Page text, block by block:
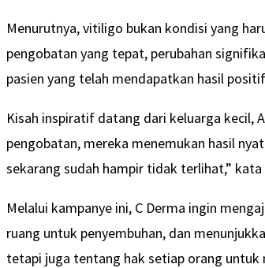
Menurutnya, vitiligo bukan kondisi yang
pengobatan yang tepat, perubahan
pasien yang telah mendapatkan hasil
Kisah inspiratif datang dari keluarga kecil,
pengobatan, mereka menemukan hasil
sekarang sudah hampir tidak terlihat,” kata
Melalui kampanye ini, C Derma ingin
ruang untuk penyembuhan, dan
tetapi juga tentang hak setiap orang untuk